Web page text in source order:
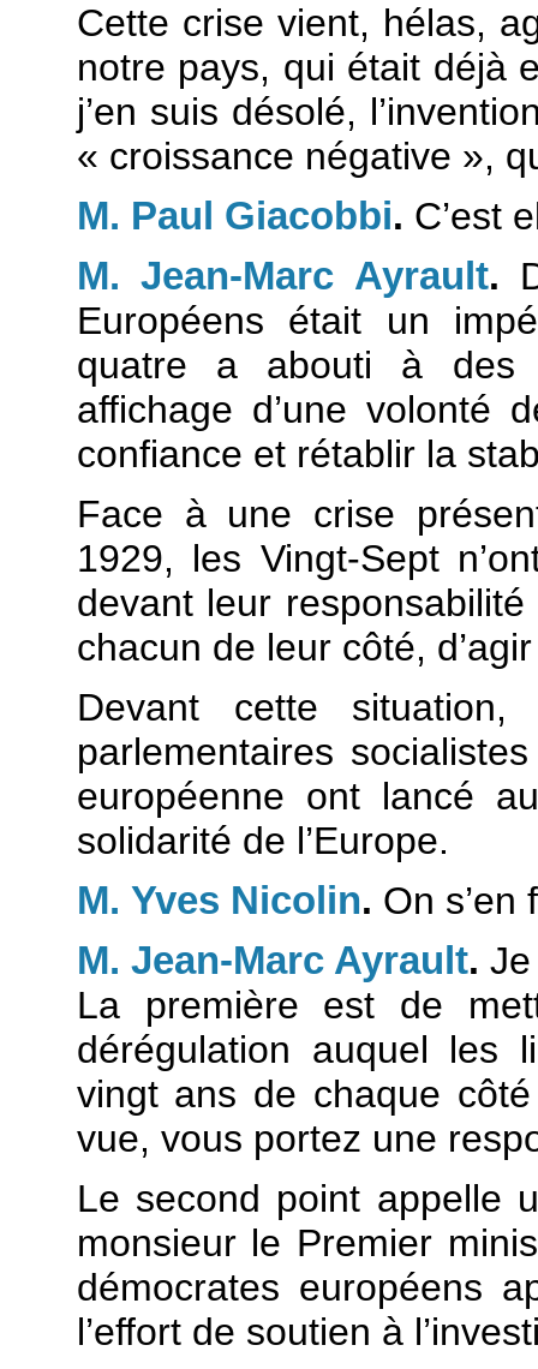
Cette crise vient, hélas,
notre pays, qui était déjà
j’en suis désolé,
« croissance négative »,
M. Paul Giacobbi. C’est
M. Jean-Marc Ayrault.
Européens était un
quatre a abouti à des
affichage d’une volonté
confiance et rétablir la
Face à une crise
1929, les Vingt-Sept
devant leur
chacun de leur côté,
Devant cette
parlementaires
européenne ont lancé
solidarité de l’Europe.
M. Yves Nicolin. On s’en
M. Jean-Marc Ayrault.
La première est de
dérégulation auquel les
vingt ans de chaque
vue, vous portez une
Le second point appelle
monsieur le Premier
démocrates européens
l’effort de soutien à